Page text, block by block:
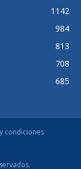
1142
984
813
708
685
condiciones